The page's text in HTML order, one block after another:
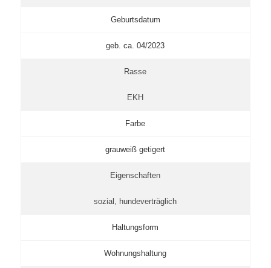
Geburtsdatum
geb. ca. 04/2023
Rasse
EKH
Farbe
grauweiß getigert
Eigenschaften
sozial, hundeverträglich
Haltungsform
Wohnungshaltung